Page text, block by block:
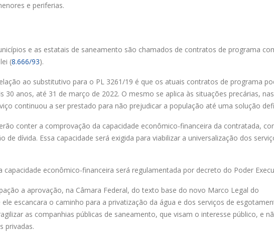
e periferias.
e as estatais de saneamento são chamados de contratos de programa
(8.666/93).
ao substitutivo para o PL 3261/19 é que os atuais contratos de programa
30 anos, até 31 de março de 2022. O mesmo se aplica às situações precárias,
continuou a ser prestado para não prejudicar a população até uma solução
conter a comprovação da capacidade econômico-financeira da contratada,
dívida. Essa capacidade será exigida para viabilizar a universalização dos
econômico-financeira será regulamentada por decreto do Poder
a aprovação, na Câmara Federal, do texto base do novo Marco Legal do
escancara o caminho para a privatização da água e dos serviços de
as companhias públicas de saneamento, que visam o interesse público, e
privadas.